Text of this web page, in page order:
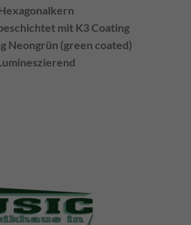
mit K3 Coating
Neongrün (green coated)